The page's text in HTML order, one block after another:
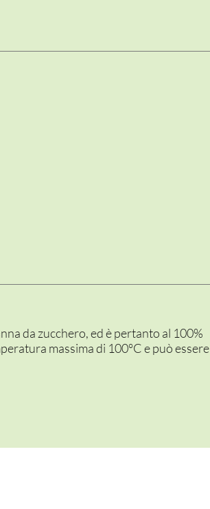
da zucchero, ed è pertanto al 100%
massima di 100°C e può essere